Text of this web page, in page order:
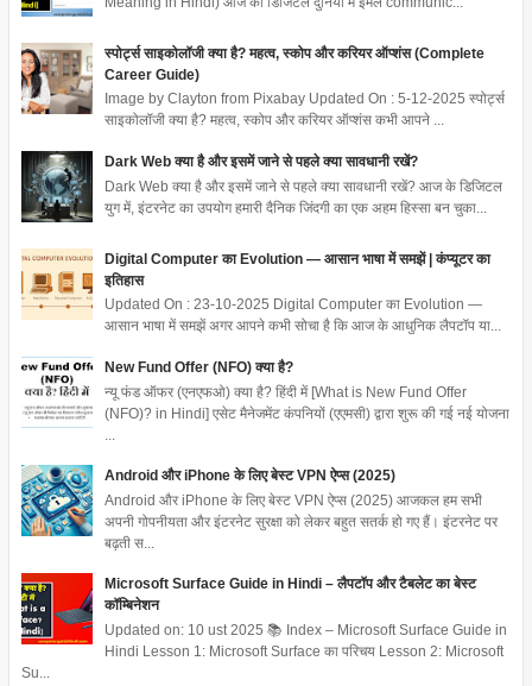
स्पोर्ट्स साइकोलॉजी क्या है? महत्व, स्कोप और करियर ऑप्शंस (Complete
Career Guide)
Image by Clayton from Pixabay Updated On : 5-12-2025 स्पोर्ट्स
साइकोलॉजी क्या है? महत्व, स्कोप और करियर ऑप्शंस कभी आपने ...
Dark Web क्या है और इसमें जाने से पहले क्या सावधानी रखें?
Dark Web क्या है और इसमें जाने से पहले क्या सावधानी रखें? आज के डिजिटल
युग में, इंटरनेट का उपयोग हमारी दैनिक जिंदगी का एक अहम हिस्सा बन चुका...
Digital Computer का Evolution — आसान भाषा में समझें | कंप्यूटर का
इतिहास
Updated On : 23-10-2025 Digital Computer का Evolution —
आसान भाषा में समझें अगर आपने कभी सोचा है कि आज के आधुनिक लैपटॉप या...
New Fund Offer (NFO) क्या है?
न्यू फंड ऑफर (एनएफओ) क्या है? हिंदी में [What is New Fund Offer
(NFO)? in Hindi] एसेट मैनेजमेंट कंपनियों (एएमसी) द्वारा शुरू की गई नई योजना
Android और iPhone के लिए बेस्ट VPN ऐप्स (2025)
Android और iPhone के लिए बेस्ट VPN ऐप्स (2025) आजकल हम सभी
अपनी गोपनीयता और इंटरनेट सुरक्षा को लेकर बहुत सतर्क हो गए हैं। इंटरनेट पर
बढ़ती स...
Microsoft Surface Guide in Hindi – लैपटॉप और टैबलेट का बेस्ट
कॉम्बिनेशन
Updated on: 10 ust 2025 📚 Index – Microsoft Surface Guide in
Hindi Lesson 1: Microsoft Surface का परिचय Lesson 2: Microsoft
Su...